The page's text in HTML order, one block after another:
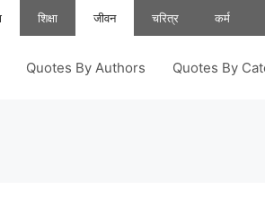
शिक्षा जीवन चरित्र कर्म
Quotes By Authors Quotes By